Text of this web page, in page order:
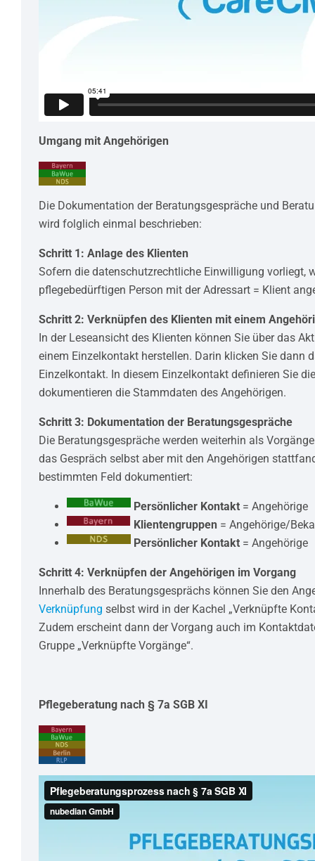
Umgang mit Angehörigen
Die Dokumentation der Beratungsgespräche und
wird folglich einmal beschrieben:
Schritt 1: Anlage des Klienten
Sofern die datenschutzrechtliche Einwilligung vorliegt,
pflegebedürftigen Person mit der Adressart = Klient
Schritt 2: Verknüpfen des Klienten mit einem
In der Leseansicht des Klienten können Sie über das
einem Einzelkontakt herstellen. Darin klicken Sie dann
Einzelkontakt. In diesem Einzelkontakt definieren Sie
dokumentieren die Stammdaten des Angehörigen.
Schritt 3: Dokumentation der Beratungsgespräche
Die Beratungsgespräche werden weiterhin als
das Gespräch selbst aber mit den Angehörigen
bestimmten Feld dokumentiert:
Persönlicher Kontakt = Angehörige
Klientengruppen = Angehörige/
Persönlicher Kontakt = Angehörige
Schritt 4: Verknüpfen der Angehörigen im Vorgang
Innerhalb des Beratungsgesprächs können Sie den
Verknüpfung selbst wird in der Kachel „Verknüpfte
Zudem erscheint dann der Vorgang auch im
Gruppe „Verknüpfte Vorgänge“.
Pflegeberatung nach § 7a SGB XI